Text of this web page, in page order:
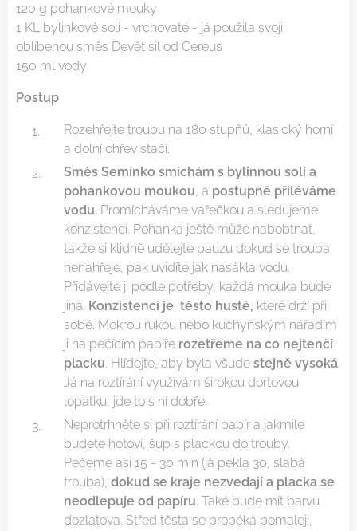
120 g pohankové mouky
1 KL bylinkové soli - vrchovaté - já použila svoji
oblíbenou směs Devět sil od Cereus
150 ml vody
Postup
Rozehřejte troubu na 180 stupňů, klasický horní
a dolní ohřev stačí.
Směs Semínko smíchám s bylinnou solí a
pohankovou moukou, a postupně přiléváme
vodu. Promícháváme vařečkou a sledujeme
konzistenci. Pohanka ještě může nabobtnat,
takže si klidně udělejte pauzu dokud se trouba
nenahřeje, pak uvidíte jak nasákla vodu.
Přidávejte ji podle potřeby, každá mouka bude
jiná. Konzistencí je těsto husté, které drží při
sobě. Mokrou rukou nebo kuchyňským nářadím
ji na pečícím papíře rozetřeme na co nejtenčí
placku. Hlídejte, aby byla všude stejně vysoká.
Já na roztírání využívám širokou dortovou
lopatku, jde to s ní dobře.
Neprotrhněte si při roztírání papír a jakmile
budete hotoví, šup s plackou do trouby.
Pečeme asi 15 - 30 min (já pekla 30, slabá
trouba), dokud se kraje nezvedají a placka se
neodlepuje od papíru. Také bude mít barvu
dozlatova. Střed těsta se propéká pomaleji,